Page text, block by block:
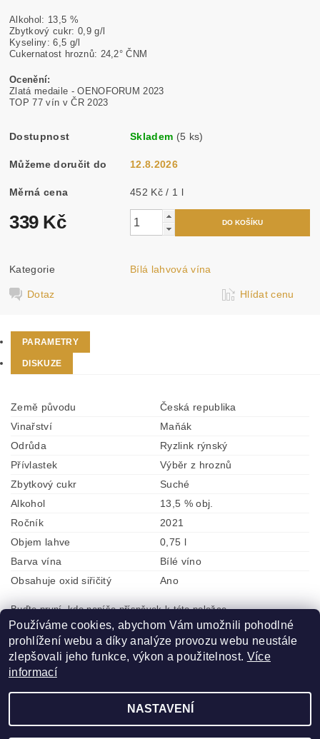
Alkohol: 13,5 %
Zbytkový cukr: 0,9 g/l
Kyseliny: 6,5 g/l
Cukernatost hroznů: 24,2° ČNM
Ocenění:
Zlatá medaile - OENOFORUM 2023
TOP 77 vín v ČR 2023
Dostupnost Skladem (5 ks)
Můžeme doručit do 12.8.2026
Měrná cena 452 Kč / 1 l
339 Kč
Kategorie Bílá lahvová vína
Dotaz Hlídat cenu
PARAMETRY
DISKUZE
Země původu
Česká republika
Vinařství
Maňák
Odrůda
Ryzlink rýnský
Přívlastek
Výběr z hroznů
Zbytkový cukr
Suché
Alkohol
13,5 % obj.
Ročník
2021
Objem lahve
0,75 l
Barva vína
Bílé víno
Obsahuje oxid siřičitý
Ano
Buďte první, kdo napíše příspěvek k této položce.
Přidat komentář
2026 ©ZLATÁ VÍNA, všechna práva vyhrazena
Používáme cookies, abychom Vám umožnili pohodlné
prohlížení webu a díky analýze provozu webu neustále
zlepšovali jeho funkce, výkon a použitelnost. Více
informací
NASTAVENÍ